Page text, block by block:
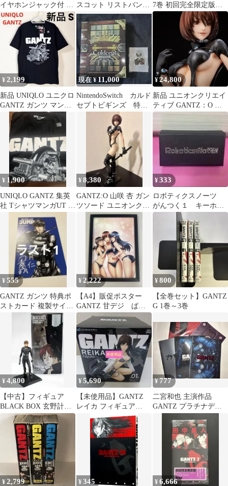
イヤホンジャック付 2
個セット ガンツ O
スコット リストバンド
セット
7巻 初回完全限定版特
典 田中星人 ストラップ
¥2,199
新品 UNIQLO ユニクロ
GANTZ ガンツ マンガ
UT ブラック 黒 S
現在 ¥11,000
NintendoSwitch カルド
セプトビギンズ 特装
版 ガンツ先生アクス
¥24,800
新品 ユニオンクリエイ
ティブ GANTZ：O 山
咲杏 ガンツソードver.
¥ 1,900
UNIQLO GANTZ 集英
社 TシャツマンガUT ガ
ンツ XL 黒 ユニクロ
¥8,380
GANTZ:O 山咲 杏 ガン
ツソード ユニオンクリ
エイティブ フィギュ
¥333
ロボティクスノーツ
がんつく１ キーホル
ダー
¥555
GANTZ ガンツ 特典ポ
ストカード 複製サイン
ヤングジャンプ
¥2,222
【A4】販促ポスター
GANTZ 甘デジ ぱち
んこ 三人ver
¥800
【全巻セット】GANTZ
G 1巻～3巻
¥4,800
【中古】フィギュア
BLACK BOX 玄野計
「GANTZ(ガンツ)」 塗
装済み完成品
¥5,690
【未使用品】GANTZ
レイカ フィギュア
TAITO
¥777
二宮和也 主演作品
GANTZ プラチナデー
¥2,799 ¥345 ¥6,666